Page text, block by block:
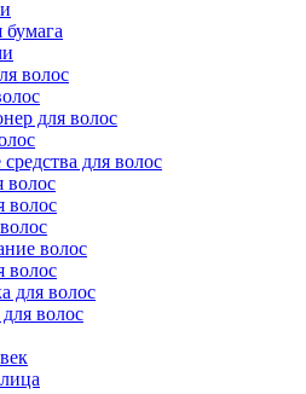
бумага
волос
для волос
для волос
волос
волос
волос
волос
для волос
волос